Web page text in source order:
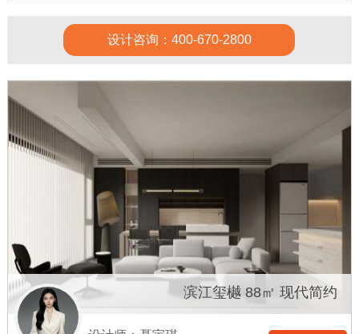
设计咨询：400-670-2800
滨江玺樾 88㎡ 现代简约